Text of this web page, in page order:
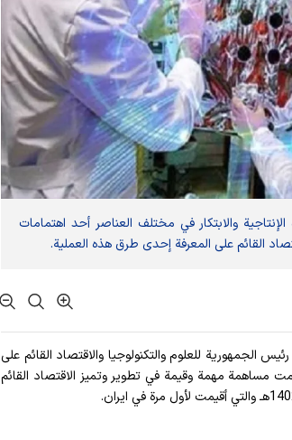
والابتكار في مختلف العناصر أحد اهتمامات
القائم على المعرفة إحدى طرق هذه العملية.
الجمهورية للعلوم والتكنولوجيا والاقتصاد القائم على
مساهمة مهمة وقيمة في تطوير وتميز الاقتصاد القائم